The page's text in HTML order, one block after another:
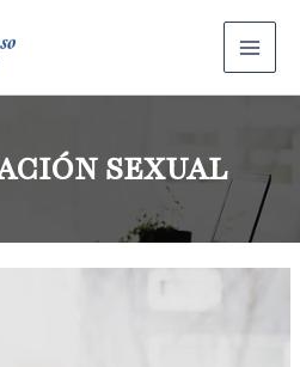
SEXUAL